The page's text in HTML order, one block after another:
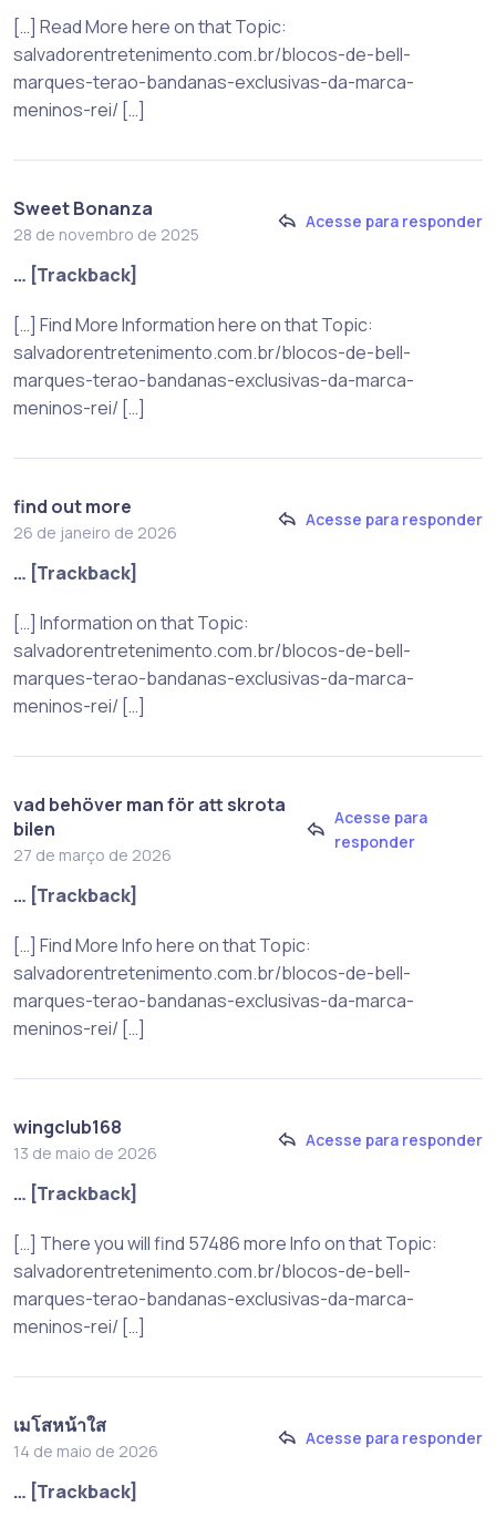
[…] Read More here on that Topic:
salvadorentretenimento.com.br/blocos-de-bell-
marques-terao-bandanas-exclusivas-da-marca-
meninos-rei/ […]
Sweet Bonanza
28 de novembro de 2025
Acesse para responder
… [Trackback]
[…] Find More Information here on that Topic:
salvadorentretenimento.com.br/blocos-de-bell-
marques-terao-bandanas-exclusivas-da-marca-
meninos-rei/ […]
find out more
26 de janeiro de 2026
Acesse para responder
… [Trackback]
[…] Information on that Topic:
salvadorentretenimento.com.br/blocos-de-bell-
marques-terao-bandanas-exclusivas-da-marca-
meninos-rei/ […]
vad behöver man för att skrota
bilen
27 de março de 2026
Acesse para
responder
… [Trackback]
[…] Find More Info here on that Topic:
salvadorentretenimento.com.br/blocos-de-bell-
marques-terao-bandanas-exclusivas-da-marca-
meninos-rei/ […]
wingclub168
13 de maio de 2026
Acesse para responder
… [Trackback]
[…] There you will find 57486 more Info on that Topic:
salvadorentretenimento.com.br/blocos-de-bell-
marques-terao-bandanas-exclusivas-da-marca-
meninos-rei/ […]
เมโสหน้าใส
14 de maio de 2026
Acesse para responder
… [Trackback]